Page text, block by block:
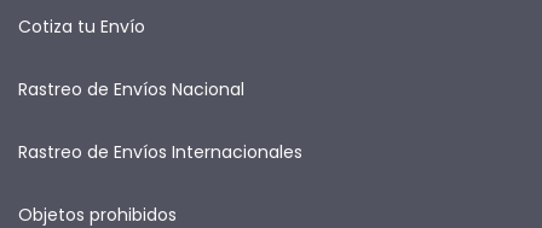
Cotiza tu Envío
Rastreo de Envíos Nacional
Rastreo de Envíos Internacionales
Objetos prohibidos